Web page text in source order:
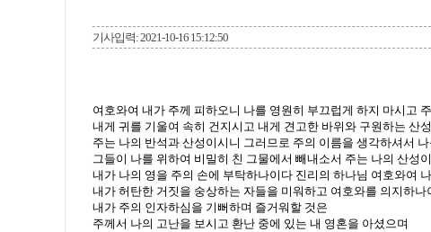
기사입력: 2021-10-16 15:12:50
여호와여 내가 주께 피하오니 나를 영원히 부끄럽게 하지 마시고
내게 귀를 기울여 속히 건지시고 내게 견고한 바위와 구원하는 산
주는 나의 반석과 산성이시니 그러므로 주의 이름을 생각하셔서
그들이 나를 위하여 비밀히 친 그물에서 빼내소서 주는 나의 산성
내가 나의 영을 주의 손에 부탁하나이다 진리의 하나님 여호와여
내가 허탄한 거짓을 숭상하는 자들을 미워하고 여호와를 의지하나
내가 주의 인자하심을 기뻐하며 즐거워할 것은
주께서 나의 고난을 보시고 환난 중에 있는 내 영혼을 아셨으며